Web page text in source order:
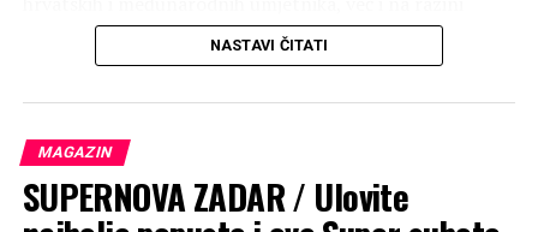
razvoja publike koja u Zadru postoji i razvija se preko 50
godina. Organizatori, Zadarski plesni ansambl koji ove
uspjeh na svim područjima i velikom odazivu gledatelja.
NASTAVI ČITATI
MAGAZIN
SUPERNOVA ZADAR / Ulovite